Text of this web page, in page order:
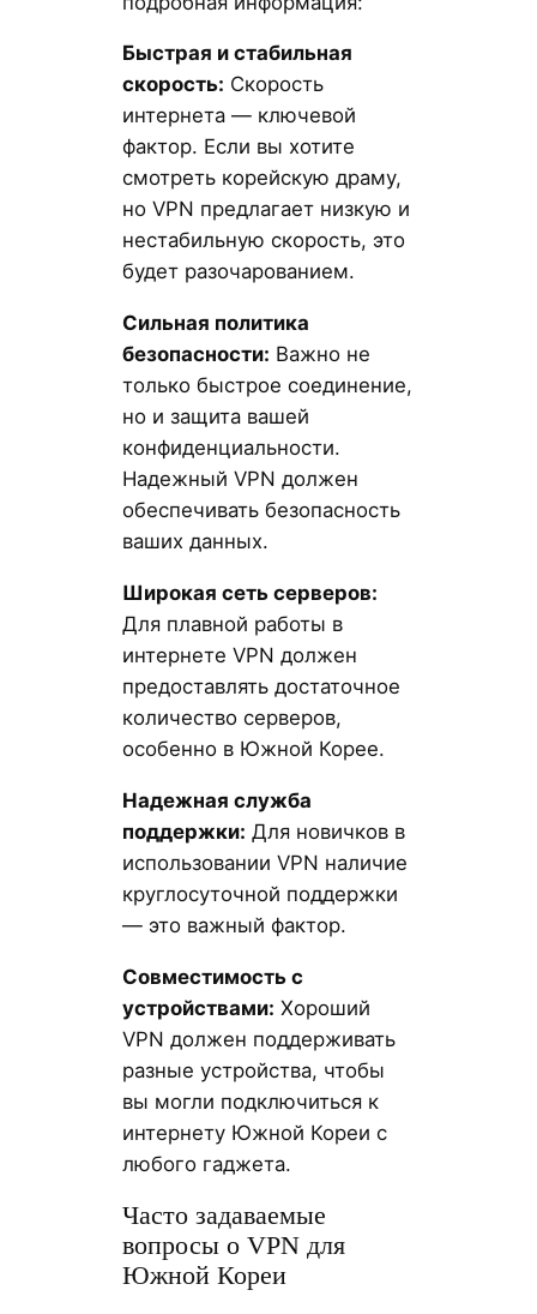
Быстрая и стабильная
скорость: Скорость
интернета — ключевой
фактор. Если вы хотите
смотреть корейскую драму,
но VPN предлагает низкую и
нестабильную скорость, это
будет разочарованием.
Сильная политика
безопасности: Важно не
только быстрое соединение,
но и защита вашей
конфиденциальности.
Надежный VPN должен
обеспечивать безопасность
ваших данных.
Широкая сеть серверов:
Для плавной работы в
интернете VPN должен
предоставлять достаточное
количество серверов,
особенно в Южной Корее.
Надежная служба
поддержки: Для новичков в
использовании VPN наличие
круглосуточной поддержки
— это важный фактор.
Совместимость с
устройствами: Хороший
VPN должен поддерживать
разные устройства, чтобы
вы могли подключиться к
интернету Южной Кореи с
любого гаджета.
Часто задаваемые
вопросы о VPN для
Южной Кореи